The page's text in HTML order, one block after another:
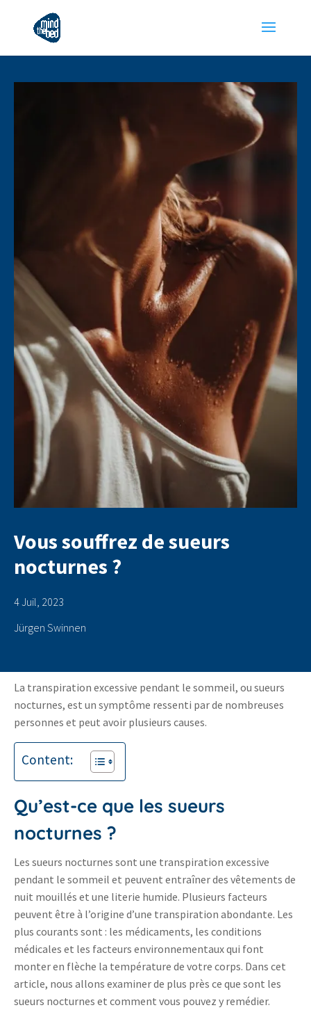
Vous souffrez de sueurs
nocturnes ?
4 Juil, 2023
Jürgen Swinnen
La transpiration excessive pendant le sommeil, ou sueurs
nocturnes, est un symptôme ressenti par de nombreuses
personnes et peut avoir plusieurs causes.
Content:
Qu’est-ce que les sueurs
nocturnes ?
Les sueurs nocturnes sont une transpiration excessive
pendant le sommeil et peuvent entraîner des vêtements de
nuit mouillés et une literie humide. Plusieurs facteurs
peuvent être à l’origine d’une transpiration abondante. Les
plus courants sont : les médicaments, les conditions
médicales et les facteurs environnementaux qui font
monter en flèche la température de votre corps. Dans cet
article, nous allons examiner de plus près ce que sont les
sueurs nocturnes et comment vous pouvez y remédier.